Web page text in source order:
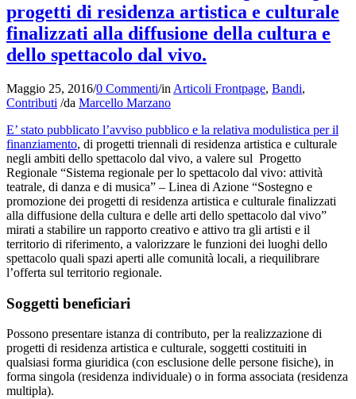
progetti di residenza artistica e culturale
finalizzati alla diffusione della cultura e
dello spettacolo dal vivo.
Maggio 25, 2016/0 Commenti/in Articoli Frontpage, Bandi,
Contributi /da Marcello Marzano
E’ stato pubblicato l’avviso pubblico e la relativa modulistica per il
finanziamento, di progetti triennali di residenza artistica e culturale
negli ambiti dello spettacolo dal vivo, a valere sul Progetto
Regionale “Sistema regionale per lo spettacolo dal vivo: attività
teatrale, di danza e di musica” – Linea di Azione “Sostegno e
promozione dei progetti di residenza artistica e culturale finalizzati
alla diffusione della cultura e delle arti dello spettacolo dal vivo”
mirati a stabilire un rapporto creativo e attivo tra gli artisti e il
territorio di riferimento, a valorizzare le funzioni dei luoghi dello
spettacolo quali spazi aperti alle comunità locali, a riequilibrare
l’offerta sul territorio regionale.
Soggetti beneficiari
Possono presentare istanza di contributo, per la realizzazione di
progetti di residenza artistica e culturale, soggetti costituiti in
qualsiasi forma giuridica (con esclusione delle persone fisiche), in
forma singola (residenza individuale) o in forma associata (residenza
multipla).